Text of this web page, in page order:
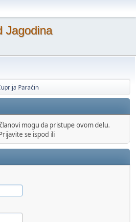
Jagodina
Paraćin
mogu da pristupe ovom delu.
se ispod ili